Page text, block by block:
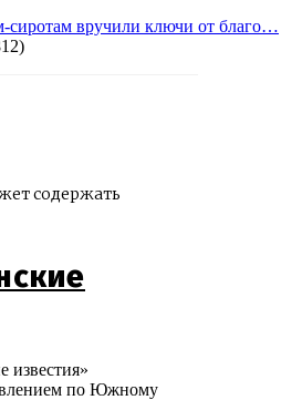
сиротам вручили ключи от благо…
содержать
известия»
по Южному